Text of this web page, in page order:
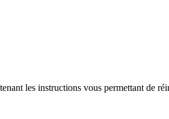
les instructions vous permettant de